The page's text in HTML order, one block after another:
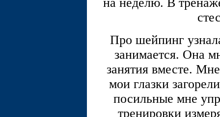
Про шейпинг
занимается. Она
занятия вместе.
мои глазки
посильные мне
тренировки